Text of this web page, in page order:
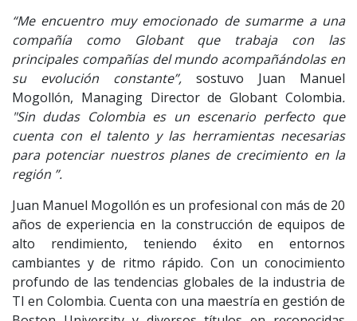
“Me encuentro muy emocionado de sumarme a una
compañía como Globant que trabaja con las
principales compañías del mundo acompañándolas en
su evolución constante”, sostuvo Juan Manuel
Mogollón, Managing Director de Globant Colombia.
"Sin dudas Colombia es un escenario perfecto que
cuenta con el talento y las herramientas necesarias
para potenciar nuestros planes de crecimiento en la
región ”.
Juan Manuel Mogollón es un profesional con más de 20
años de experiencia en la construcción de equipos de
alto rendimiento, teniendo éxito en entornos
cambiantes y de ritmo rápido. Con un conocimiento
profundo de las tendencias globales de la industria de
TI en Colombia. Cuenta con una maestría en gestión de